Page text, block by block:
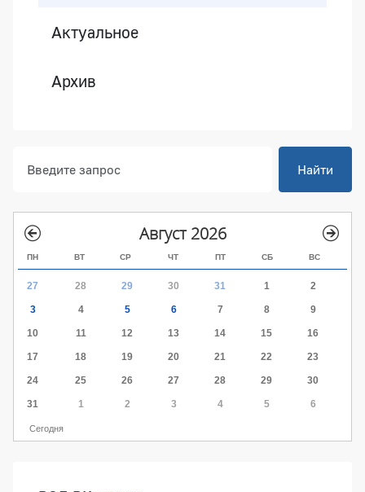
Актуальное
Архив
Найти
Август 2026
ПН ВТ СР ЧТ ПТ СБ ВС
27 28 29 30 31 1 2
3 4 5 6 7 8 9
10 11 12 13 14 15 16
17 18 19 20 21 22 23
24 25 26 27 28 29 30
31 1 2 3 4 5 6
Сегодня